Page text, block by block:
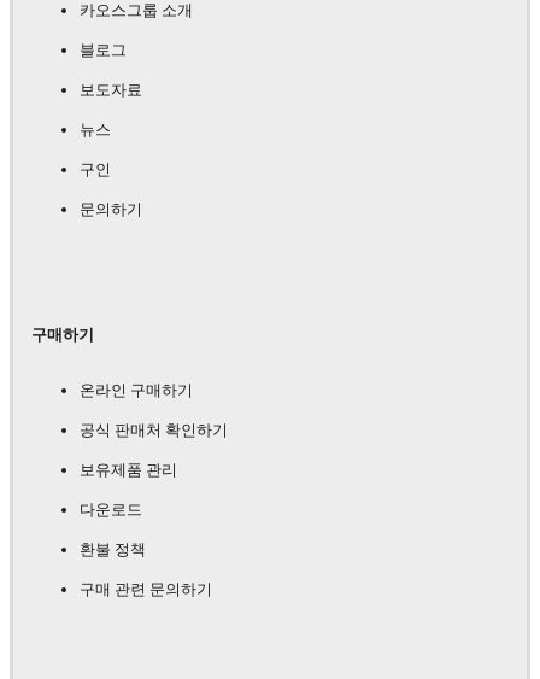
카오스그룹 소개
블로그
보도자료
뉴스
구인
문의하기
구매하기
온라인 구매하기
공식 판매처 확인하기
보유제품 관리
다운로드
환불 정책
구매 관련 문의하기